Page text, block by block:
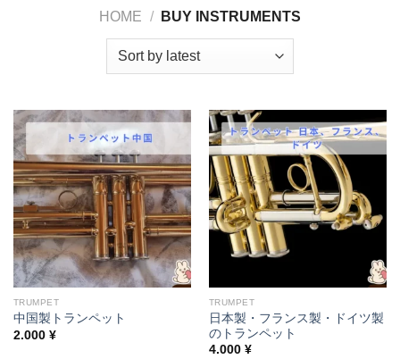
HOME / BUY INSTRUMENTS
TRUMPET
中国製トランペット
2.000 ¥
TRUMPET
日本製・フランス製・ドイツ製
のトランペット
4.000 ¥